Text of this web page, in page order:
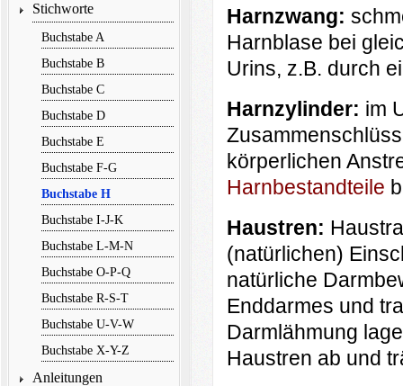
Stichworte
Buchstabe A
Buchstabe B
Buchstabe C
Buchstabe D
Buchstabe E
Buchstabe F-G
Buchstabe H
Buchstabe I-J-K
Buchstabe L-M-N
Buchstabe O-P-Q
Buchstabe R-S-T
Buchstabe U-V-W
Buchstabe X-Y-Z
Anleitungen
Harnzwang:
Harnblase bei
Urins, z.B. durch
Harnzylinder: im
körperlichen
Harnbestandteile
Haustren:
(natürlichen)
natürliche
Enddarmes und
Darmlähmung
Haustren ab und